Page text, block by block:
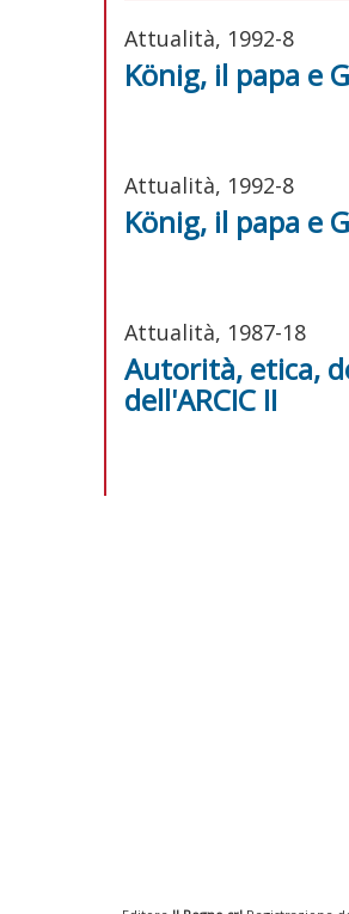
Attualità, 1992-8
König, il papa e
Attualità, 1992-8
König, il papa e
Attualità, 1987-18
Autorità, etica,
dell'ARCIC II